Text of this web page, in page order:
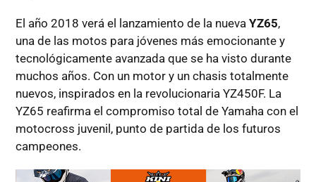
El año 2018 verá el lanzamiento de la nueva YZ65,
una de las motos para jóvenes más emocionante y
tecnológicamente avanzada que se ha visto durante
muchos años. Con un motor y un chasis totalmente
nuevos, inspirados en la revolucionaria YZ450F. La
YZ65 reafirma el compromiso total de Yamaha con el
motocross juvenil, punto de partida de los futuros
campeones.